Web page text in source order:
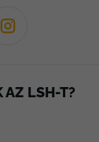
AZ LSH-T?